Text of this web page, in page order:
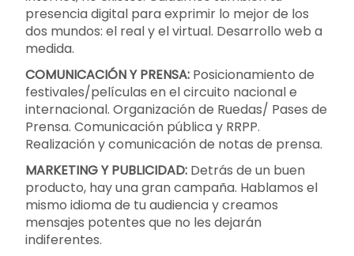
presencia digital para exprimir lo mejor de los
dos mundos: el real y el virtual. Desarrollo web a
medida.
COMUNICACIÓN Y PRENSA: Posicionamiento de
festivales/películas en el circuito nacional e
internacional. Organización de Ruedas/ Pases de
Prensa. Comunicación pública y RRPP.
Realización y comunicación de notas de prensa.
MARKETING Y PUBLICIDAD: Detrás de un buen
producto, hay una gran campaña. Hablamos el
mismo idioma de tu audiencia y creamos
mensajes potentes que no les dejarán
indiferentes.